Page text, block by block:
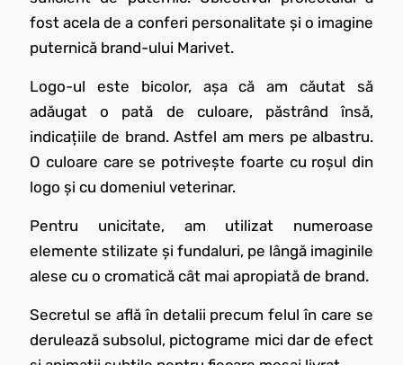
fost acela de a conferi personalitate și o imagine
puternică brand-ului Marivet.
Logo-ul este bicolor, așa că am căutat să
adăugat o pată de culoare, păstrând însă,
indicațiile de brand. Astfel am mers pe albastru.
O culoare care se potrivește foarte cu roșul din
logo și cu domeniul veterinar.
Pentru unicitate, am utilizat numeroase
elemente stilizate și fundaluri, pe lângă imaginile
alese cu o cromatică cât mai apropiată de brand.
Secretul se află în detalii precum felul în care se
derulează subsolul, pictograme mici dar de efect